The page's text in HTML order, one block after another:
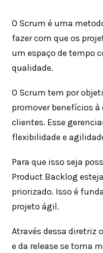
O Scrum é uma
fazer com que os
um espaço de tempo
qualidade.
O Scrum tem por
promover benefícios
clientes. Esse
flexibilidade e
Para que isso seja
Product Backlog
priorizado. Isso é
projeto ágil.
Através dessa diretriz
e da release se torna